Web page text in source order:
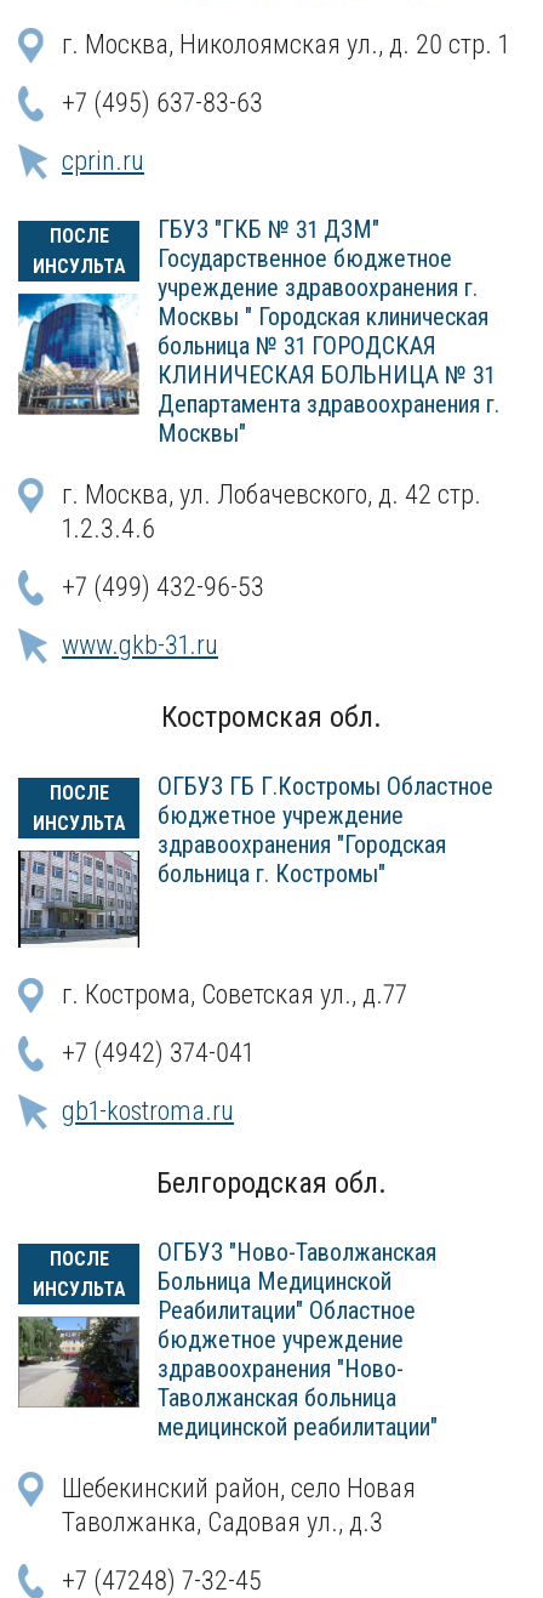
г. Москва, Николоямская ул., д. 20 стр. 1
+7 (495) 637-83-63
cprin.ru
ПОСЛЕ
ИНСУЛЬТА
ГБУЗ "ГКБ № 31 ДЗМ"
Государственное бюджетное
учреждение здравоохранения г.
Москвы " Городская клиническая
больница № 31 ГОРОДСКАЯ
КЛИНИЧЕСКАЯ БОЛЬНИЦА № 31
Департамента здравоохранения г.
Москвы"
г. Москва, ул. Лобачевского, д. 42 стр.
1.2.3.4.6
+7 (499) 432-96-53
www.gkb-31.ru
Костромская обл.
ПОСЛЕ
ИНСУЛЬТА
ОГБУЗ ГБ Г.Костромы Областное
бюджетное учреждение
здравоохранения "Городская
больница г. Костромы"
г. Кострома, Советская ул., д.77
+7 (4942) 374-041
gb1-kostroma.ru
Белгородская обл.
ПОСЛЕ
ИНСУЛЬТА
ОГБУЗ "Ново-Таволжанская
Больница Медицинской
Реабилитации" Областное
бюджетное учреждение
здравоохранения "Ново-
Таволжанская больница
медицинской реабилитации"
Шебекинский район, село Новая
Таволжанка, Садовая ул., д.3
+7 (47248) 7-32-45